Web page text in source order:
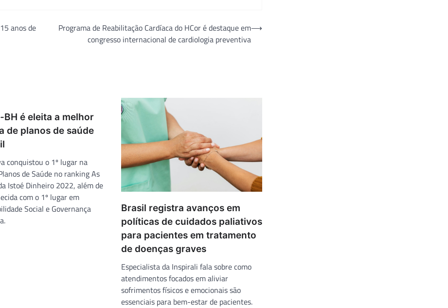
anos de
Programa de Reabilitação Cardíaca do HCor é destaque em
congresso internacional de cardiologia preventiva
⟶
BH é eleita a melhor
de planos de saúde
conquistou o 1º lugar na
de Saúde no ranking As
Istoé Dinheiro 2022, além de
com o 1º lugar em
Social e Governança
Brasil registra avanços em
políticas de cuidados paliativos
para pacientes em tratamento
de doenças graves
Especialista da Inspirali fala sobre como
atendimentos focados em aliviar
sofrimentos físicos e emocionais são
essenciais para bem-estar de pacientes.